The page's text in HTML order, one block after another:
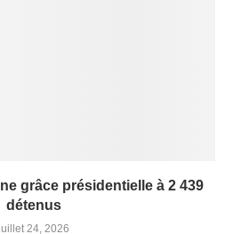
grâce présidentielle à 2 439
détenus
24, 2026